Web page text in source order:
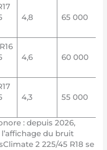
4,8 65 000
4,6 60 000
4,3 55 000
: depuis 2026,
du bruit
2 225/45 R18 se